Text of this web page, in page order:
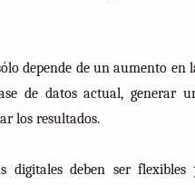
depende de un aumento
de datos actual, generar
los resultados.
digitales deben ser